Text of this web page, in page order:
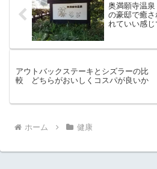
奥満願寺温
の豪邸で癒さ
れていい感じ
アウトバックステーキとシズラーの比
較 どちらがおいしくコスパが良いか
ホーム 健康